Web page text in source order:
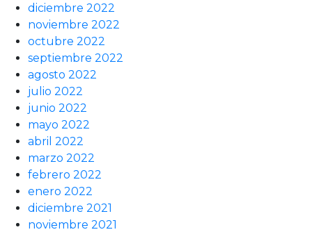
diciembre 2022
noviembre 2022
octubre 2022
septiembre 2022
agosto 2022
julio 2022
junio 2022
mayo 2022
abril 2022
marzo 2022
febrero 2022
enero 2022
diciembre 2021
noviembre 2021